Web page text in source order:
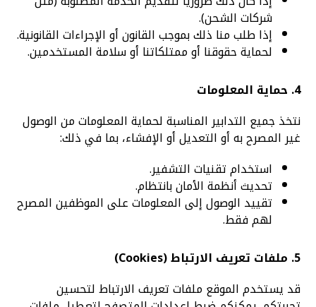
شركات الشحن).
إذا طلب منا ذلك بموجب القانون أو الإجراءات القانونية.
لحماية حقوقنا أو ممتلكاتنا أو سلامة المستخدمين.
4. حماية المعلومات
نتخذ جميع التدابير المناسبة لحماية المعلومات من الوصول
غير المصرح به أو التعديل أو الإفشاء، بما في ذلك:
استخدام تقنيات التشفير.
تحديث أنظمة الأمان بانتظام.
تقييد الوصول إلى المعلومات على الموظفين المصرح
لهم فقط.
5. ملفات تعريف الارتباط (Cookies)
قد يستخدم الموقع ملفات تعريف الارتباط لتحسين